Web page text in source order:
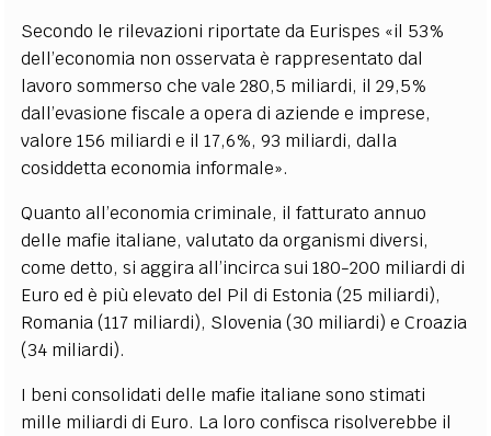
Secondo le rilevazioni riportate da Eurispes «il 53%
dell’economia non osservata è rappresentato dal
lavoro sommerso che vale 280,5 miliardi, il 29,5%
dall’evasione fiscale a opera di aziende e imprese,
valore 156 miliardi e il 17,6%, 93 miliardi, dalla
cosiddetta economia informale».
Quanto all’economia criminale, il fatturato annuo
delle mafie italiane, valutato da organismi diversi,
come detto, si aggira all’incirca sui 180-200 miliardi di
Euro ed è più elevato del Pil di Estonia (25 miliardi),
Romania (117 miliardi), Slovenia (30 miliardi) e Croazia
(34 miliardi).
I beni consolidati delle mafie italiane sono stimati
mille miliardi di Euro. La loro confisca risolverebbe il